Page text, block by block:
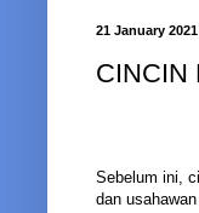
21 January 2021
CINCIN
Sebelum ini,
dan